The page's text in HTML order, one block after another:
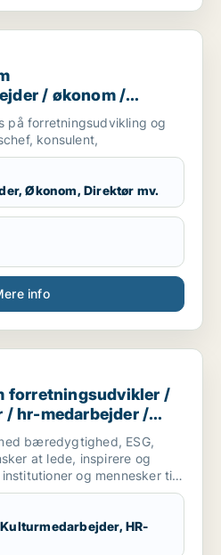
/ økonom /
/ økonom /
lønspecialist
på forretningsudvikling og
konsulent,
Økonom, Direktør mv.
info
/ kulturmedarbejder
forretningsudvikler /
/ hr-medarbejder /
bæredygtighed, ESG,
at lede, inspirere og
og mennesker til
og livssyn for
people & planet. Lad os
og succesrige virkelighed.
HR-